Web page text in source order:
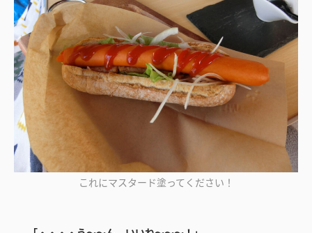
これにマスタード塗ってください！